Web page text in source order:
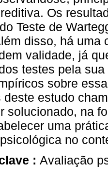
Os
Teste de
disso, há uma
validade, já
testes pela
sobre
deste estudo
solucionado, na
uma
no
: Avaliação